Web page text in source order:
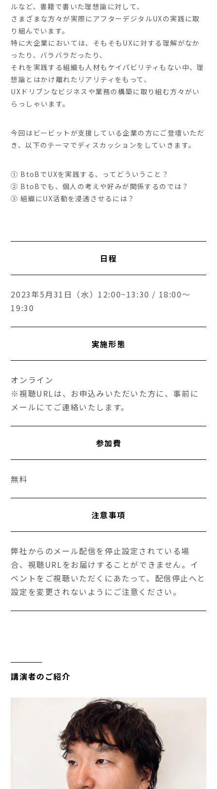
ルなど、書籍で書いた理想論に対して、
さまざまな方々が実際にアフターデジタルUXの実践に取
り組んでいます。
特に大企業においては、そもそもUXに対する理解がなか
ったり、バラバラだったり、
それを実践する組織も人材もケイパビリティもない中、理
想論とはかけ離れたリアリティをもって、
UXドリブンなビジネスや業務の構築に取り組む方々がい
らっしゃいます。
今回はビービットが支援している企業の方にご登壇いただ
き、以下のテーマでディスカッションをしていきます。
① BtoBでUXを実践する、ってどういうこと？
② BtoBでも、個人の考えや好みが関係するのでは？
③ 組織にUX活動を浸透させるには？
日程
2023年5月31日（水）12:00~13:30 / 18:00～
19:30
実施形態
オンライン
※視聴URLは、お申込みいただいた方に、事前に
メールにてご連絡いたします。
参加費
無料
注意事項
弊社からのメール配信を停止設定されている場
合、視聴URLをお届けすることができません。イ
ベントをご視聴いただくにあたって、配信停止へと
設定を変更されないようにご注意ください。
講演者のご紹介